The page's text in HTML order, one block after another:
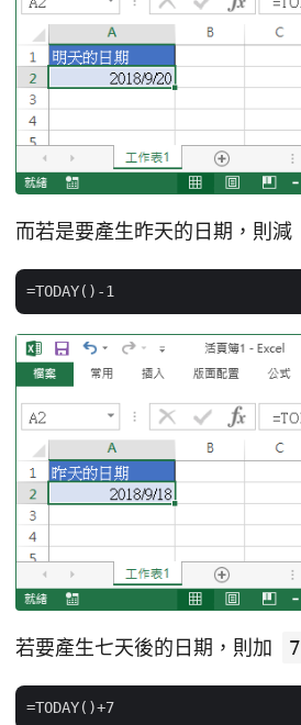
而若是要產生昨天的日期，則減
若要產生七天後的日期，則加 7